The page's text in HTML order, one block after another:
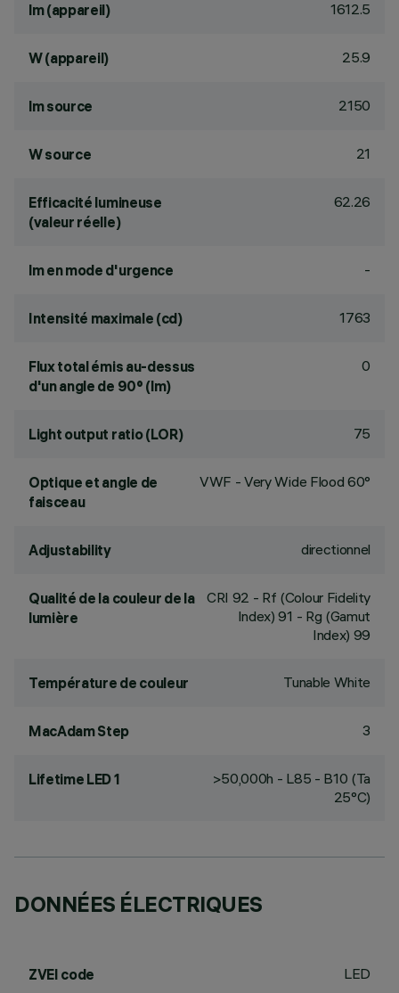
lm (appareil) 1612.5
W (appareil) 25.9
lm source 2150
W source 21
Efficacité lumineuse
(valeur réelle)
62.26
lm en mode d'urgence -
Intensité maximale (cd) 1763
Flux total émis au-dessus
d'un angle de 90° (lm)
0
Light output ratio (LOR) 75
Optique et angle de
faisceau
VWF - Very Wide Flood 60°
Adjustability directionnel
Qualité de la couleur de la
lumière
CRI 92 - Rf (Colour Fidelity
Index) 91 - Rg (Gamut
Index) 99
Température de couleur Tunable White
MacAdam Step 3
Lifetime LED 1
>50,000h - L85 - B10 (Ta
25°C)
DONNÉES ÉLECTRIQUES
ZVEI code LED